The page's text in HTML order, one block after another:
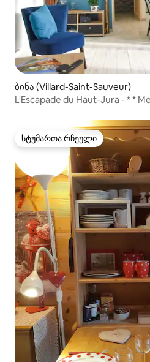
ბინა (Villard-Saint-Sauveur)
L'Escapade du Haut-Jura - * *
სტუმართა რჩეული
სტუმართა რჩეული